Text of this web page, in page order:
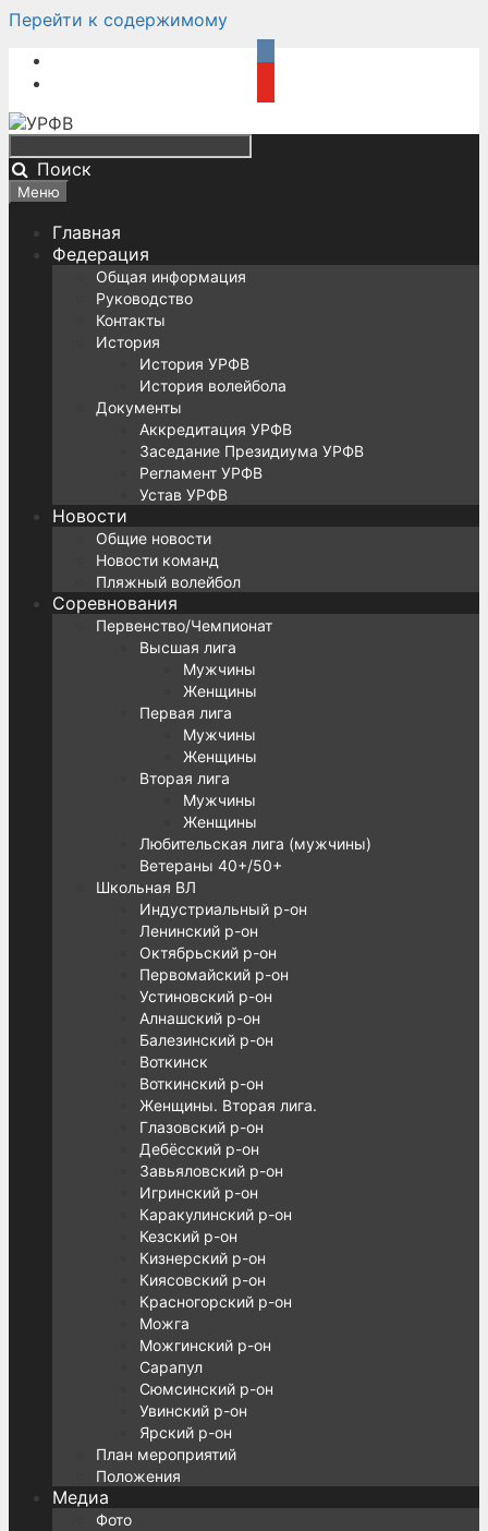
Перейти к содержимому
Поиск
Меню
Главная
Федерация
Общая информация
Руководство
Контакты
История
История УРФВ
История волейбола
Документы
Аккредитация УРФВ
Заседание Президиума УРФВ
Регламент УРФВ
Устав УРФВ
Новости
Общие новости
Новости команд
Пляжный волейбол
Соревнования
Первенство/Чемпионат
Высшая лига
Мужчины
Женщины
Первая лига
Мужчины
Женщины
Вторая лига
Мужчины
Женщины
Любительская лига (мужчины)
Ветераны 40+/50+
Школьная ВЛ
Индустриальный р-он
Ленинский р-он
Октябрьский р-он
Первомайский р-он
Устиновский р-он
Алнашский р-он
Балезинский р-он
Воткинск
Воткинский р-он
Женщины. Вторая лига.
Глазовский р-он
Дебёсский р-он
Завьяловский р-он
Игринский р-он
Каракулинский р-он
Кезский р-он
Кизнерский р-он
Киясовский р-он
Красногорский р-он
Можга
Можгинский р-он
Сарапул
Сюмсинский р-он
Увинский р-он
Ярский р-он
План мероприятий
Положения
Медиа
Фото